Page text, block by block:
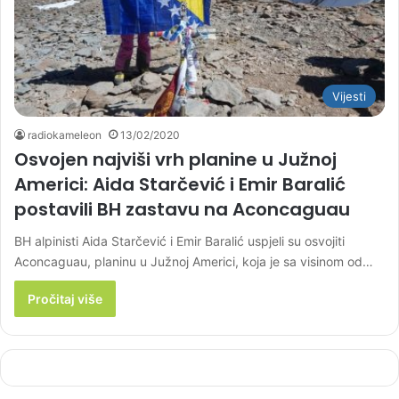
Vijesti
radiokameleon 13/02/2020
Osvojen najviši vrh planine u Južnoj
Americi: Aida Starčević i Emir Baralić
postavili BH zastavu na Aconcaguau
BH alpinisti Aida Starčević i Emir Baralić uspjeli su osvojiti
Aconcaguau, planinu u Južnoj Americi, koja je sa visinom od…
Pročitaj više